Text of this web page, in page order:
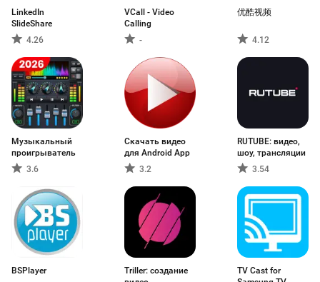
LinkedIn
SlideShare
4.26
VCall - Video
Calling
-
优酷视频
4.12
Музыкальный
проигрыватель
3.6
Скачать видео
для Android App
3.2
RUTUBE: видео,
шоу, трансляции
3.54
BSPlayer
Triller: создание
TV Cast for